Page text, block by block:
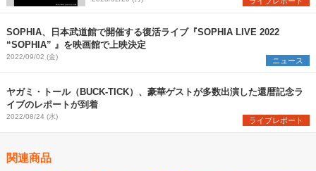
SOPHIA、日本武道館で開催する復活ライブ『SOPHIA LIVE 2022
“SOPHIA” 』を映画館で上映決定
2022/09/02 (金) ニュース
ヤガミ・トール（BUCK-TICK）、豪華ゲストが多数出演した還暦記念ラ
イブのレポートが到着
2022/08/24 (水) ライブレポート
関連商品